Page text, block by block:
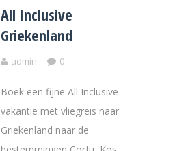
All Inclusive
Griekenland
admin 0
Boek een fijne All Inclusive
vakantie met vliegreis naar
Griekenland naar de